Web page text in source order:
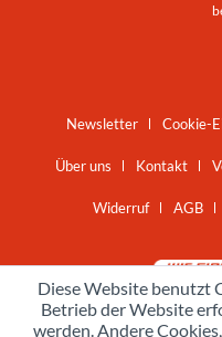
Newsletter Cookie-
Über uns Kontakt
Widerruf AGB
Diese Website benutzt
Betrieb der Website
werden. Andere